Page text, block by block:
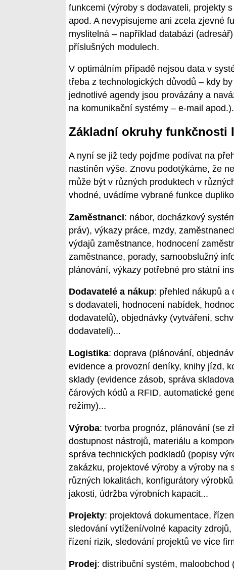
funkcemi (výroby s dodavateli, projekty
apod. A nevypisujeme ani zcela zjevné
myslitelná – například databázi
příslušných modulech.
V optimálním případě nejsou data v
třeba z technologických důvodů – kdy
jednotlivé agendy jsou provázány a
na komunikační systémy – e-mail apod.).
Základní okruhy funkčnosti
A nyní se již tedy pojďme podívat na
nastíněn výše. Znovu podotýkáme, že
může být v různých produktech v
vhodné, uvádíme vybrané funkce
Zaměstnanci: nábor, docházkový
práv), výkazy práce, mzdy,
výdajů zaměstnance, hodnocení
zaměstnance, porady, samoobslužný
plánování, výkazy potřebné pro státní
Dodavatelé a nákup: přehled nákupů a
s dodavateli, hodnocení nabídek,
dodavatelů), objednávky (vytváření,
dodavateli)...
Logistika: doprava (plánování,
evidence a provozní deníky, knihy jízd,
sklady (evidence zásob, správa
čárových kódů a RFID, automatické
režimy)...
Výroba: tvorba prognóz, plánování (se
dostupnost nástrojů, materiálu a
správa technických podkladů (popisy
zakázku, projektové výroby a výroby
různých lokalitách, konfigurátory
jakosti, údržba výrobních kapacit...
Projekty: projektová dokumentace,
sledování vytížení/volné kapacity
řízení rizik, sledování projektů ve více
Prodej: distribuční systém,